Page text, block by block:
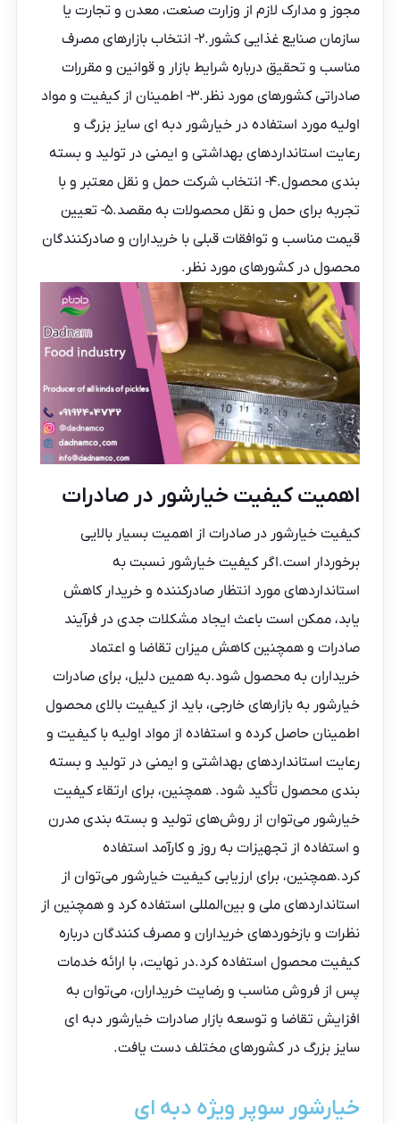
مجوز و مدارک لازم از وزارت صنعت، معدن و تجارت یا
سازمان صنایع غذایی کشور.۲- انتخاب بازارهای مصرف
مناسب و تحقیق درباره شرایط بازار و قوانین و مقررات
صادراتی کشورهای مورد نظر.۳- اطمینان از کیفیت و مواد
اولیه مورد استفاده در خیارشور دبه ای سایز بزرگ و
رعایت استانداردهای بهداشتی و ایمنی در تولید و بسته
بندی محصول.۴- انتخاب شرکت حمل و نقل معتبر و با
تجربه برای حمل و نقل محصولات به مقصد.۵- تعیین
قیمت مناسب و توافقات قبلی با خریداران و صادرکنندگان
محصول در کشورهای مورد نظر.
اهمیت کیفیت خیارشور در صادرات
کیفیت خیارشور در صادرات از اهمیت بسیار بالایی
برخوردار است.اگر کیفیت خیارشور نسبت به
استانداردهای مورد انتظار صادرکننده و خریدار کاهش
یابد، ممکن است باعث ایجاد مشکلات جدی در فرآیند
صادرات و همچنین کاهش میزان تقاضا و اعتماد
خریداران به محصول شود.به همین دلیل، برایصادرات
خیارشور به بازارهای خارجی، باید از کیفیت بالای محصول
اطمینان حاصل کرده و استفاده از مواد اولیه با کیفیت و
رعایت استانداردهای بهداشتی و ایمنی در تولید و بسته
بندی محصول تأکید شود. همچنین، برای ارتقاء کیفیت
خیارشور می‌توان از روش‌های تولید و بسته بندی مدرن
و استفاده از تجهیزات به روز و کارآمد استفاده
کرد.همچنین، برای ارزیابی کیفیت خیارشور می‌توان از
استانداردهای ملی و بین‌المللی استفاده کرد و همچنین از
نظرات و بازخوردهای خریداران و مصرف کنندگان درباره
کیفیت محصول استفاده کرد.در نهایت، با ارائه خدمات
پس از فروش مناسب و رضایت خریداران، می‌توان به
افزایش تقاضا و توسعه بازار صادرات خیارشور دبه ای
سایز بزرگ در کشورهای مختلف دست یافت.
خیارشور سوپر ویژه دبه ای